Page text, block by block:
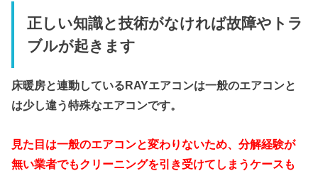
正しい知識と技術がなければ故障やトラ
ブルが起きます
床暖房と連動しているRAYエアコンは一般のエアコンと
は少し違う特殊なエアコンです。
見た目は一般のエアコンと変わりないため、分解経験が
無い業者でもクリーニングを引き受けてしまうケースも